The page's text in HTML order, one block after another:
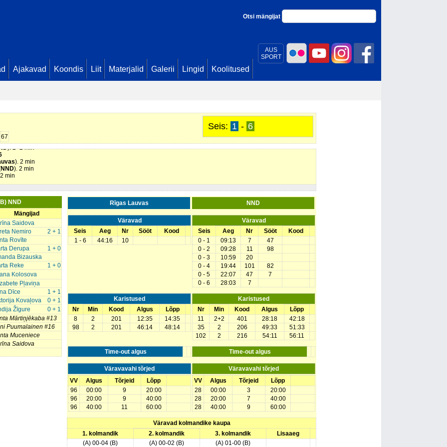
AUS
SPORT
Otsi mängijat
Ajakavad Koondis Liit Materjalid Galerii Lingid Koolitused
Seis: 1 - 6
67
). 2+2 min
). 2 min
NND). 2 min
min
NND
Mängijad
Saidova
2 + 1
Nemiro
Rovīte
1 + 0
Derupa
Bizauska
1 + 0
Reke
Kolosova
Pļaviņa
1 + 1
Dīce
0 + 1
Kovaļova
0 + 1
Žīgure
Mārtiņjēkaba #13
Puumalainen #16
Muceniece
Saidova
Rīgas Lauvas NND
Väravad
Seis
Aeg Nr Sööt
Kood
1 - 6
44:16 10
Väravad
Seis
Aeg Nr Sööt
Kood
0 - 1
09:13 7
47
0 - 2
09:28 11
98
0 - 3
10:59
20
0 - 4
19:44 101
82
0 - 5
22:07 47
7
0 - 6
28:03 7
Karistused
Nr
Min Kood Algus
Lõpp
8
2 201 12:35
14:35
98
2 201 46:14 48:14
Karistused
Nr
Min Kood Algus
Lõpp
11
2+2 401 28:18
42:18
35
2 206 49:33
51:33
102
2 216 54:11 56:11
Time-out algus Time-out algus
Väravavahi tõrjed
Väravavahi tõrjed
VV
Algus Tõrjeid
Lõpp
96
00:00 9
20:00
96
20:00 9
40:00
96
40:00 11 60:00
VV Algus Tõrjeid
Lõpp
28
00:00 3
20:00
28
20:00 7
40:00
28
40:00 9 60:00
Väravad kolmandike kaupa
1. kolmandik
2. kolmandik 3. kolmandik
Lisaaeg
(A) 00-04 (B)
(A) 00-02 (B) (A) 01-00 (B)